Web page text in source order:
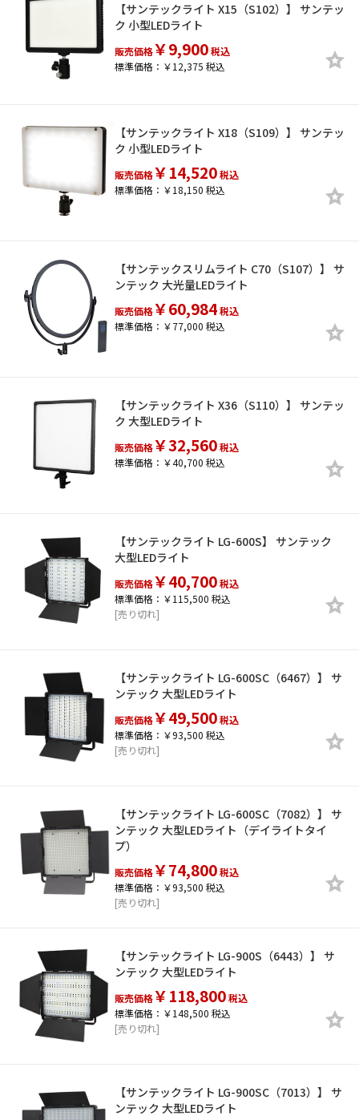
【サンテックライト X15（S102）】 サンテッ
ク 小型LEDライト
販売価格￥9,900税込
標準価格：￥12,375 税込
【サンテックライト X18（S109）】 サンテッ
ク 小型LEDライト
販売価格￥14,520税込
標準価格：￥18,150 税込
【サンテックスリムライト C70（S107）】 サ
ンテック 大光量LEDライト
販売価格￥60,984税込
標準価格：￥77,000 税込
【サンテックライト X36（S110）】 サンテッ
ク 大型LEDライト
販売価格￥32,560税込
標準価格：￥40,700 税込
【サンテックライト LG-600S】 サンテック
大型LEDライト
販売価格￥40,700税込
標準価格：￥115,500 税込
[売り切れ]
【サンテックライト LG-600SC（6467）】 サ
ンテック 大型LEDライト
販売価格￥49,500税込
標準価格：￥93,500 税込
[売り切れ]
【サンテックライト LG-600SC（7082）】 サ
ンテック 大型LEDライト（デイライトタイ
プ）
販売価格￥74,800税込
標準価格：￥93,500 税込
[売り切れ]
【サンテックライト LG-900S（6443）】 サ
ンテック 大型LEDライト
販売価格￥118,800税込
標準価格：￥148,500 税込
[売り切れ]
【サンテックライト LG-900SC（7013）】 サ
ンテック 大型LEDライト